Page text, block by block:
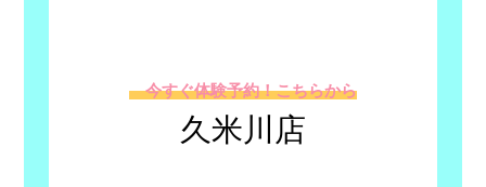
今すぐ体験予約！こちらから
久米川店